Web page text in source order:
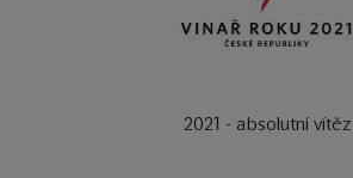
2021 - absolutní vítěz